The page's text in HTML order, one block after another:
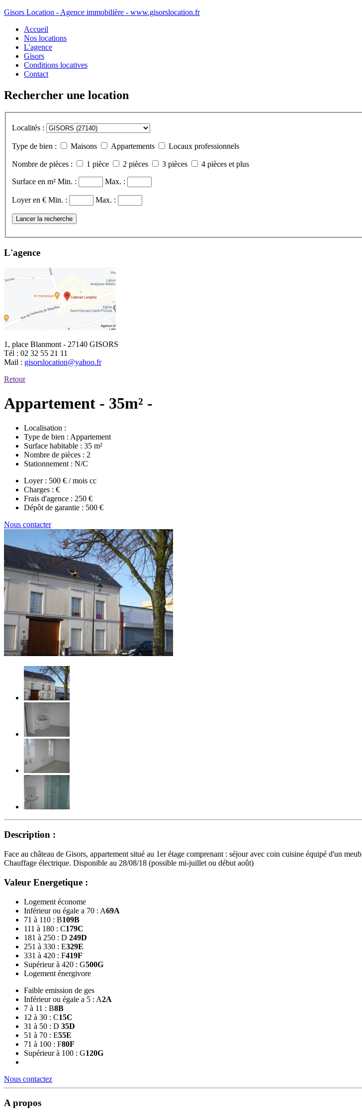
Gisors Location - Agence immobilière - www.gisorslocation.fr
Accueil
Nos locations
L'agence
Gisors
Conditions locatives
Contact
Rechercher une location
Localités :
Type de bien : Maisons Appartements Locaux professionnels
Nombre de pièces : 1 pièce 2 pièces 3 pièces 4 pièces et plus
Surface en m² Min. : Max. :
Loyer en € Min. : Max. :
Lancer la recherche
L'agence
1, place Blanmont - 27140 GISORS
Tél : 02 32 55 21 11
Mail : gisorslocation@yahoo.fr
Retour
Appartement - 35m² -
Localisation :
Type de bien : Appartement
Surface habitable : 35 m²
Nombre de pièces : 2
Stationnement : N/C
Loyer : 500 € / mois cc
Charges : €
Frais d'agence : 250 €
Dépôt de garantie : 500 €
Nous contacter
Description :
Face au château de Gisors, appartement situé au 1er étage comprenant : séjour avec coin cuisine équipé d'un
Chauffage électrique. Disponible au 28/08/18 (possible mi-juillet ou début août)
Valeur Energetique :
Logement économe
Inférieur ou égale a 70 : A69A
71 à 110 : B109B
111 à 180 : C179C
181 à 250 : D 249D
251 à 330 : E329E
331 à 420 : F419F
Supérieur à 420 : G500G
Logement énergivore
Faible emission de ges
Inférieur ou égale a 5 : A2A
7 à 11 : B8B
12 à 30 : C15C
31 à 50 : D 35D
51 à 70 : E55E
71 à 100 : F80F
Supérieur à 100 : G120G
Nous contactez
A propos